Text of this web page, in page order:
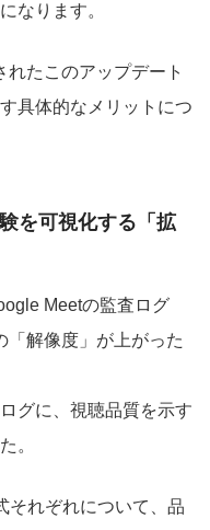
なります。
たこのアップデート
具体的なメリットにつ
を可視化する「拡
Meetの監査ログ
「解像度」が上がった
グに、視聴品質を示す
。
それぞれについて、品